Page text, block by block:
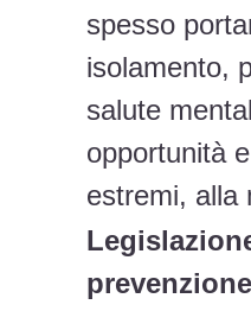
spesso
isolamento,
salute
opportunità
estremi, alla